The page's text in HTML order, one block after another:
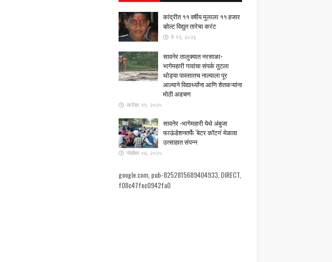
कांद्रीत ११ वर्षीय मुलाला ११ हजार
व्होल्ट विद्युत तारेचा करंट
मे १२, २०२६
सावनेर तालुक्यात नरसाळा-
भागेमहारी गावांचा संपर्क तुटला ​
थोड्या पावसातच नाल्याला पूर
आल्याने विद्यार्थ्यांना आणि शेतकऱ्यांना
मोठी अडचण
सप्टेंबर १९, २०२५
सावनेर -भागेमहारी येथे अंबुजा
फाऊंडेशनतर्फे 'बेटर कॉटन' मेळावा
उत्साहात संपन्न
नोव्हेंबर ०४, २०२५
google.com, pub-8252815689404933, DIRECT,
f08c47fec0942fa0